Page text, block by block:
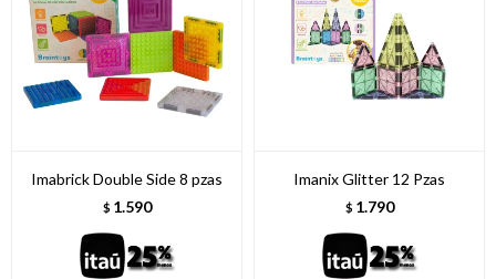
Imabrick Double Side 8 pzas
$ 1.590
Imanix Glitter 12 Pzas
$ 1.790